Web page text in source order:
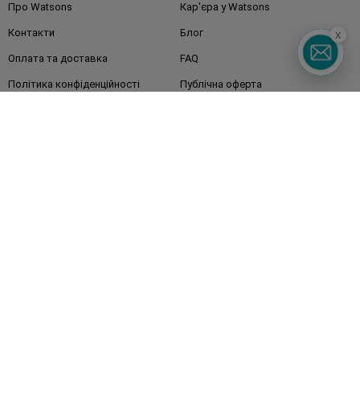
Про Watsons Кар'єра у Watsons
Контакти Блог
Оплата та доставка FAQ
Політика конфіденційності Публічна оферта
x